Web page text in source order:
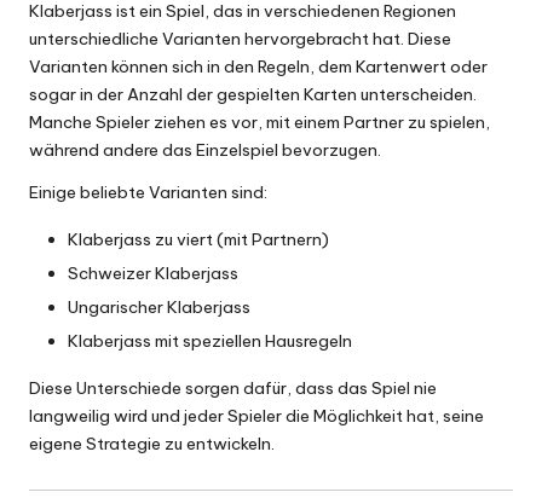
Klaberjass ist ein Spiel, das in verschiedenen Regionen
unterschiedliche Varianten hervorgebracht hat. Diese
Varianten können sich in den Regeln, dem Kartenwert oder
sogar in der Anzahl der gespielten Karten unterscheiden.
Manche Spieler ziehen es vor, mit einem Partner zu spielen,
während andere das Einzelspiel bevorzugen.
Einige beliebte Varianten sind:
Klaberjass zu viert (mit Partnern)
Schweizer Klaberjass
Ungarischer Klaberjass
Klaberjass mit speziellen Hausregeln
Diese Unterschiede sorgen dafür, dass das Spiel nie
langweilig wird und jeder Spieler die Möglichkeit hat, seine
eigene Strategie zu entwickeln.